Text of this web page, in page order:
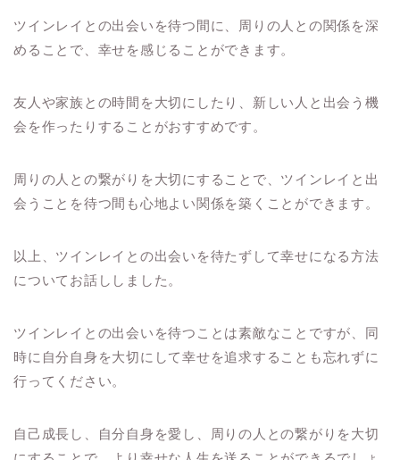
ツインレイとの出会いを待つ間に、周りの人との関係を深
めることで、幸せを感じることができます。
友人や家族との時間を大切にしたり、新しい人と出会う機
会を作ったりすることがおすすめです。
周りの人との繋がりを大切にすることで、ツインレイと出
会うことを待つ間も心地よい関係を築くことができます。
以上、ツインレイとの出会いを待たずして幸せになる方法
についてお話ししました。
ツインレイとの出会いを待つことは素敵なことですが、同
時に自分自身を大切にして幸せを追求することも忘れずに
行ってください。
自己成長し、自分自身を愛し、周りの人との繋がりを大切